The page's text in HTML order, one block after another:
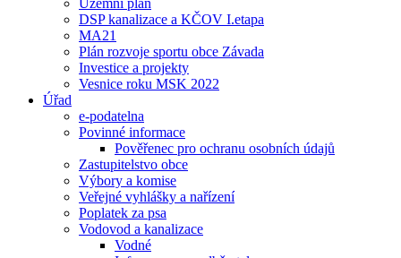
Územní plán
DSP kanalizace a KČOV I.etapa
MA21
Plán rozvoje sportu obce Závada
Investice a projekty
Vesnice roku MSK 2022
Úřad
e-podatelna
Povinné informace
Pověřenec pro ochranu osobních údajů
Zastupitelstvo obce
Výbory a komise
Veřejné vyhlášky a nařízení
Poplatek za psa
Vodovod a kanalizace
Vodné